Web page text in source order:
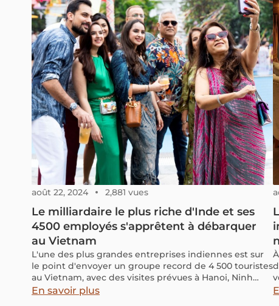
août 22, 2024 2,881 vues
Le milliardaire le plus riche d'Inde et ses
4500 employés s'apprêtent à débarquer
au Vietnam
L'une des plus grandes entreprises indiennes est sur
le point d'envoyer un groupe record de 4 500 touristes
au Vietnam, avec des visites prévues à Hanoi, Ninh
Binh et Ha Long. Il s'agit du plus grand groupe de
En savoir plus